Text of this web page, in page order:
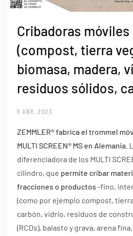
Cribadoras
(compost, tierra
biomasa, madera,
residuos sólidos,
5 ABR, 2023
ZEMMLER® fabrica el trommel
MULTI SCREEN® MS en Alemania .
diferenciadora de los MULTI
cilindro, que permite cribar
fracciones o productos -fino,
(como por ejemplo compost,
carbón, vidrio, residuos de
(RCDs), balasto y grava, arena